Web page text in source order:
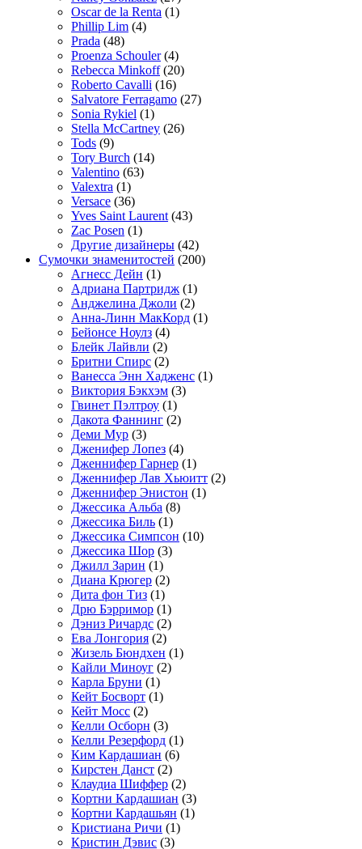
Oscar de la Renta (1)
Phillip Lim (4)
Prada (48)
Proenza Schouler(4)
Rebecca Minkoff(20)
Roberto Cavalli (16)
Salvatore Ferragamo (27)
Sonia Rykiel (1)
Stella McCartney (26)
Tods (9)
Tory Burch (14)
Valentino (63)
Valextra (1)
Versace (36)
Yves Saint Laurent (43)
Zac Posen (1)
Другие дизайнеры (42)
Сумочки знаменитостей (200)
Агнесс Дейн (1)
Адриана Партридж (1)
Анджелина Джоли (2)
Анна-Линн МакКорд (1)
Бейонсе Ноулз (4)
Блейк Лайвли (2)
Бритни Спирс (2)
Ванесса Энн Хадженс (1)
Виктория Бэкхэм (3)
Гвинет Пэлтроу (1)
Дакота Фаннинг (2)
Деми Мур (3)
Дженифер Лопез (4)
Дженнифер Гарнер (1)
Дженнифер Лав Хьюитт (2)
Дженнифер Энистон (1)
Джессика Альба (8)
Джессика Биль (1)
Джессика Симпсон (10)
Джессика Шор (3)
Джилл Зарин (1)
Диана Крюгер (2)
Дита фон Тиз (1)
Дрю Бэрримор (1)
Дэниз Ричардс (2)
Ева Лонгория (2)
Жизель Бюндхен (1)
Кайли Миноуг (2)
Карла Бруни (1)
Кейт Босворт (1)
Кейт Мосс (2)
Келли Осборн (3)
Келли Резерфорд (1)
Ким Кардашиан (6)
Кирстен Данст (2)
Клаудиа Шиффер (2)
Кортни Кардашиан (3)
Кортни Кардашьян (1)
Кристиана Ричи (1)
Кристин Дэвис (3)